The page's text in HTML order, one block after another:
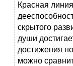
Красная
скрытого
души
достижения
можно